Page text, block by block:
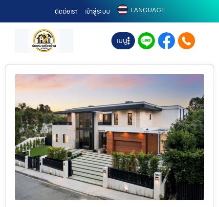
ติดต่อเรา เข้าสู่ระบบ LANGUAGE
เมนู